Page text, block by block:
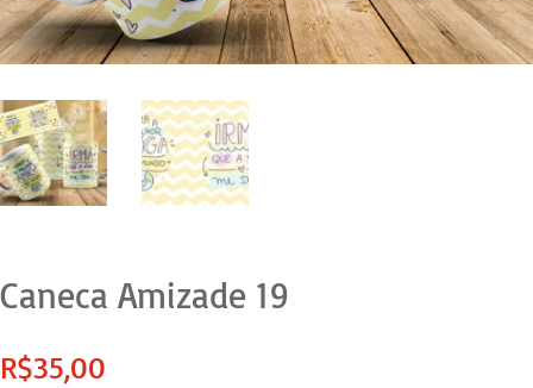
Caneca Amizade 19
R$35,00